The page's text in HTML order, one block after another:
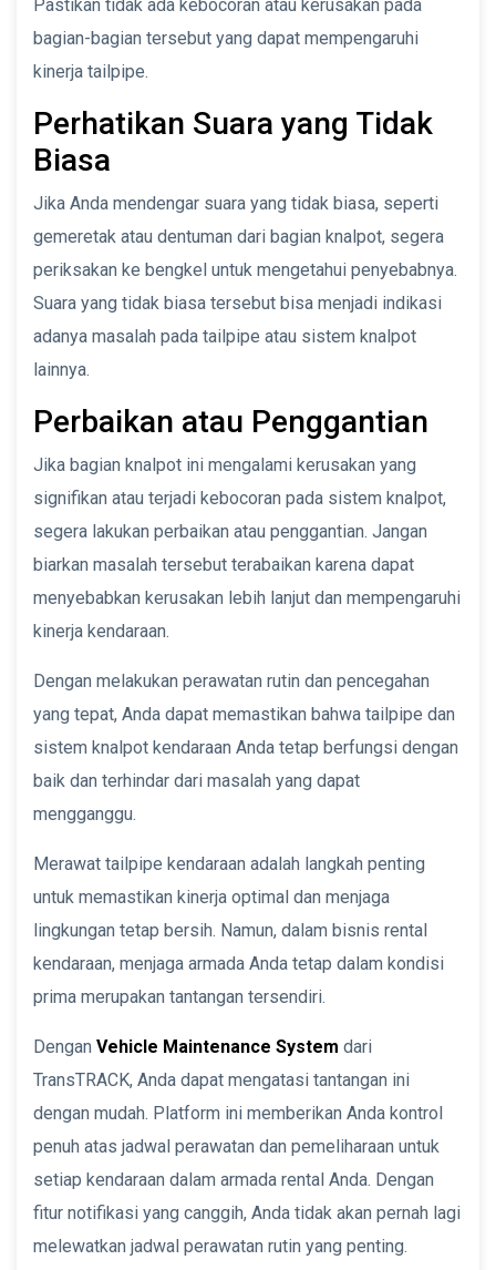
Pastikan tidak ada kebocoran atau kerusakan pada
bagian-bagian tersebut yang dapat mempengaruhi
kinerja tailpipe.
Perhatikan Suara yang Tidak
Biasa
Jika Anda mendengar suara yang tidak biasa, seperti
gemeretak atau dentuman dari bagian knalpot, segera
periksakan ke bengkel untuk mengetahui penyebabnya.
Suara yang tidak biasa tersebut bisa menjadi indikasi
adanya masalah pada tailpipe atau sistem knalpot
lainnya.
Perbaikan atau Penggantian
Jika bagian knalpot ini mengalami kerusakan yang
signifikan atau terjadi kebocoran pada sistem knalpot,
segera lakukan perbaikan atau penggantian. Jangan
biarkan masalah tersebut terabaikan karena dapat
menyebabkan kerusakan lebih lanjut dan mempengaruhi
kinerja kendaraan.
Dengan melakukan perawatan rutin dan pencegahan
yang tepat, Anda dapat memastikan bahwa tailpipe dan
sistem knalpot kendaraan Anda tetap berfungsi dengan
baik dan terhindar dari masalah yang dapat
mengganggu.
Merawat tailpipe kendaraan adalah langkah penting
untuk memastikan kinerja optimal dan menjaga
lingkungan tetap bersih. Namun, dalam bisnis rental
kendaraan, menjaga armada Anda tetap dalam kondisi
prima merupakan tantangan tersendiri.
Dengan Vehicle Maintenance System dari
TransTRACK, Anda dapat mengatasi tantangan ini
dengan mudah. Platform ini memberikan Anda kontrol
penuh atas jadwal perawatan dan pemeliharaan untuk
setiap kendaraan dalam armada rental Anda. Dengan
fitur notifikasi yang canggih, Anda tidak akan pernah lagi
melewatkan jadwal perawatan rutin yang penting.